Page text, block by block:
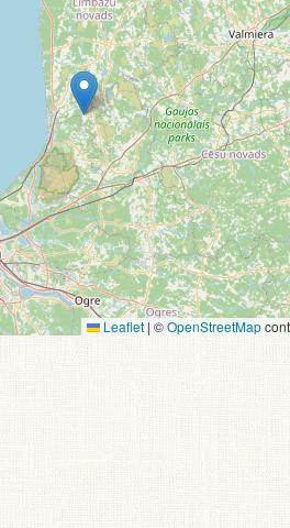
Leaflet|©OpenStreetMap